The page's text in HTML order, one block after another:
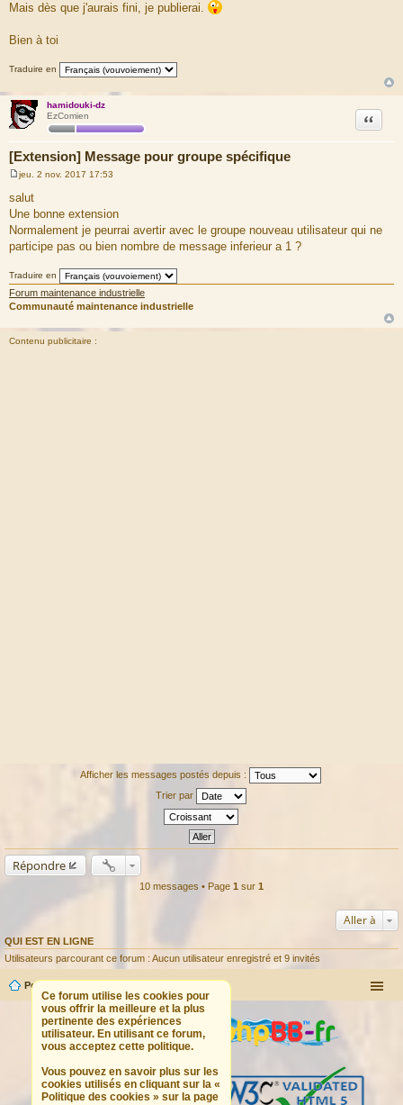
Mais dès que j'aurais fini, je publierai.
Bien à toi
Traduire en
hamidouki-dz
EzComien
[Extension] Message pour groupe spécifique
Citation
M
e
s
s
g
e
jeu. 2 nov. 2017 17:53
salut
Une bonne extension
Normalement je peurrai avertir avec le groupe nouveau utilisateur qui ne
participe pas ou bien nombre de message inferieur a 1 ?
Traduire en
Forum maintenance industrielle
Communauté maintenance industrielle
Contenu publicitaire :
Afficher les messages postés depuis :
Trier par
Répondre
10 messages • Page 1 sur 1
Aller à
QUI EST EN LIGNE
Utilisateurs parcourant ce forum : Aucun utilisateur enregistré et 9 invités
Ce forum utilise les cookies pour
vous offrir la meilleure et la plus
pertinente des expériences
utilisateur. En utilisant ce forum,
vous acceptez cette politique.
Vous pouvez en savoir plus sur les
cookies utilisés en cliquant sur la «
Politique des cookies » sur la page
Portail